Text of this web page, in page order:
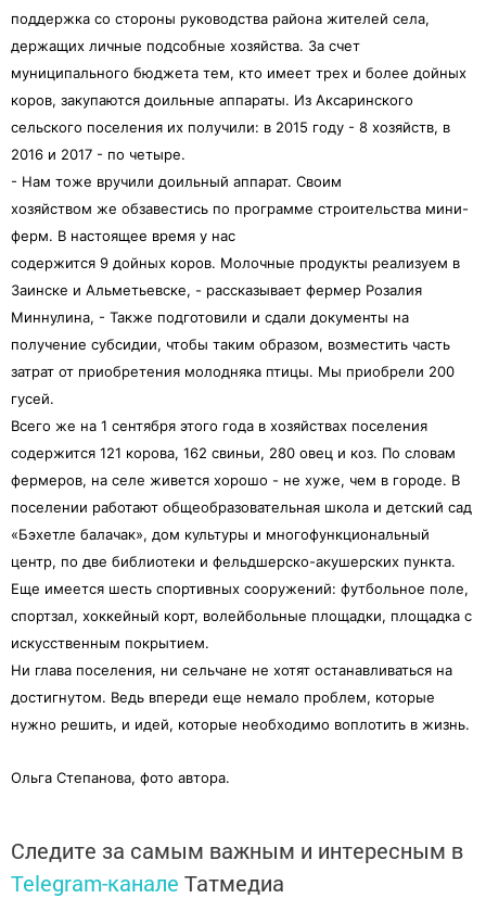
поддержка со стороны руководства района жителей села,
держащих личные подсобные хозяйства. За счет
муниципального бюджета тем, кто имеет трех и более дойных
коров, закупаются доильные аппараты. Из Аксаринского
сельского поселения их получили: в 2015 году - 8 хозяйств, в
2016 и 2017 - по четыре.
- Нам тоже вручили доильный аппарат. Своим
хозяйством же обзавестись по программе строительства мини-
ферм. В настоящее время у нас
содержится 9 дойных коров. Молочные продукты реализуем в
Заинске и Альметьевске, - рассказывает фермер Розалия
Миннулина, - Также подготовили и сдали документы на
получение субсидии, чтобы таким образом, возместить часть
затрат от приобретения молодняка птицы. Мы приобрели 200
гусей.
Всего же на 1 сентября этого года в хозяйствах поселения
содержится 121 корова, 162 свиньи, 280 овец и коз. По словам
фермеров, на селе живется хорошо - не хуже, чем в городе. В
поселении работают общеобразовательная школа и детский сад
«Бэхетле балачак», дом культуры и многофункциональный
центр, по две библиотеки и фельдшерско-акушерских пункта.
Еще имеется шесть спортивных сооружений: футбольное поле,
спортзал, хоккейный корт, волейбольные площадки, площадка с
искусственным покрытием.
Ни глава поселения, ни сельчане не хотят останавливаться на
достигнутом. Ведь впереди еще немало проблем, которые
нужно решить, и идей, которые необходимо воплотить в жизнь.
Ольга Степанова, фото автора.
Следите за самым важным и интересным в
Telegram-канале Татмедиа